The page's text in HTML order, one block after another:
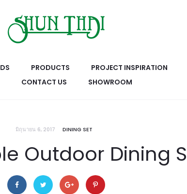
PRODUCTS
PROJECT INSPIRATION
CONTACT US SHOWROOM
มิถุนายน 6, 2017 DINING SET
Outdoor Dining